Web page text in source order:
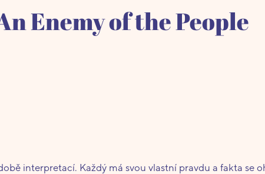
Enemy of the People
interpretací. Každý má svou vlastní pravdu a fakta se